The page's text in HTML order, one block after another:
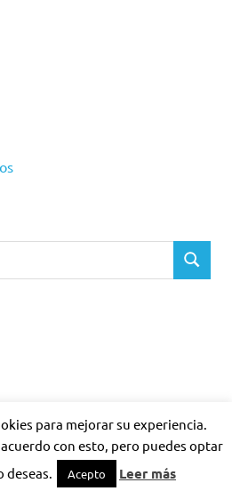
BUSCAR
Poseidon de ThemeZee.
para mejorar su experiencia.
con esto, pero puedes optar
deseas.
Acepto Leer más